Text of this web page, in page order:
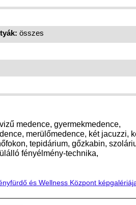
összes
medence, gyermekmedence,
merülőmedence, két jacuzzi,
tepidárium, gőzkabin,
fényélmény-technika,
és Wellness Központ